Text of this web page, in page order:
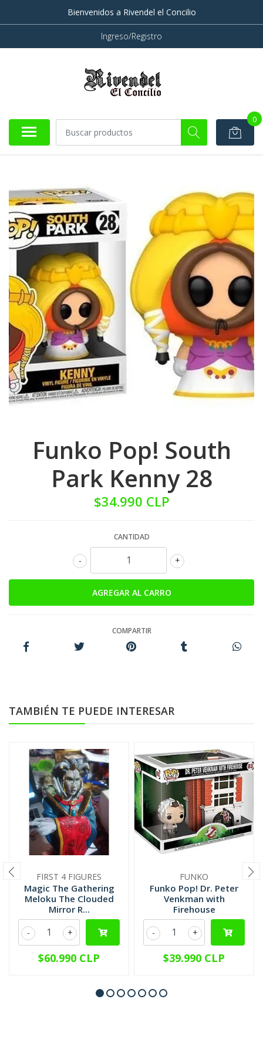
Bienvenidos a Rivendel el Concilio
Ingreso/Registro
0
Funko Pop! South
Park Kenny 28
$34.990 CLP
CANTIDAD
+
-
COMPARTIR
TAMBIÉN TE PUEDE INTERESAR
FIRST 4 FIGURES
Magic The Gathering
Meloku The Clouded
Mirror R...
+
-
$60.990 CLP
FUNKO
Funko Pop! Dr. Peter
Venkman with
Firehouse
+
-
$39.990 CLP